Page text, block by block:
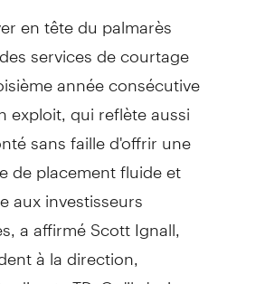
en tête du palmarès
services de courtage
année consécutive
exploit, qui reflète aussi
sans faille d'offrir une
de placement fluide et
aux investisseurs
a affirmé Scott Ignall,
à la direction,